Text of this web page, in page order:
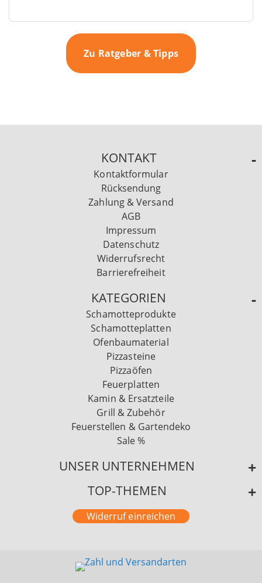
Zu Ratgeber & Tipps
KONTAKT
Kontaktformular
Rücksendung
Zahlung & Versand
AGB
Impressum
Datenschutz
Widerrufsrecht
Barrierefreiheit
KATEGORIEN
Schamotteprodukte
Schamotteplatten
Ofenbaumaterial
Pizzasteine
Pizzaöfen
Feuerplatten
Kamin & Ersatzteile
Grill & Zubehör
Feuerstellen & Gartendeko
Sale %
UNSER UNTERNEHMEN
TOP-THEMEN
Widerruf einreichen